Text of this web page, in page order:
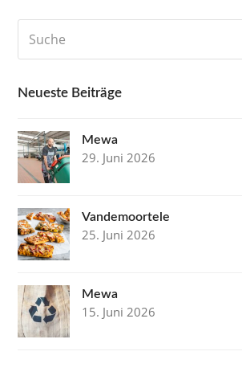
Neueste Beiträge
Mewa
29. Juni 2026
Vandemoortele
25. Juni 2026
Mewa
15. Juni 2026